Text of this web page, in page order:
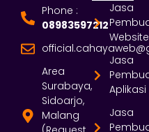
Phone :
08983597212
Area
Surabaya,
Sidoarjo,
Malang
Jasa
Website
Jasa
Aplikasi
Jasa